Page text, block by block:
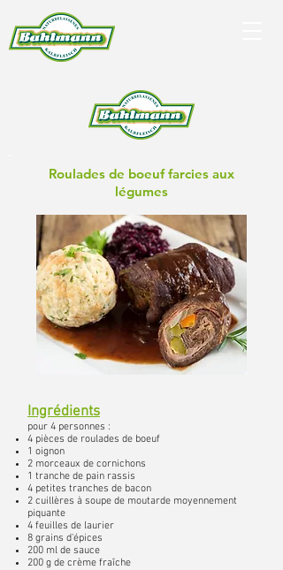
Roulades de boeuf farcies aux
légumes
Ingrédients
pour 4 personnes :
4 pièces de roulades de boeuf
1 oignon
2 morceaux de cornichons
1 tranche de pain rassis
4 petites tranches de bacon
2 cuillères à soupe de moutarde moyennement
piquante
4 feuilles de laurier
8 grains d'épices
200 ml de sauce
200 g de crème fraîche